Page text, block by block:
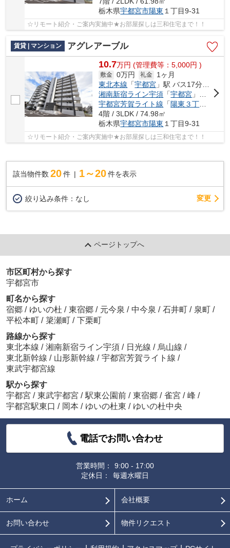
栃木県宇都宮市陽東 １丁目9-31
☆リモート紹介・ご案内実施中★お部屋探しは三和住宅まで！！
賃貸 | マンション アグレアーブル
10.7万円 (管理費等：5,000円 )
敷金 0万円 礼金
1ヶ月
東北本線 「宇都宮 」駅 バス17分 「越戸（こえご）」 停歩4分
湘南新宿ライン宇須 「宇都宮 」駅 バス17分 「越戸（こえご）」 停歩4分
宇都宮芳賀ライト線 「陽東３丁目
4階 / 3LDK / 74.98㎡
栃木県宇都宮市陽東 １丁目9-31
☆リモート紹介・ご案内実施中★お部屋探しは三和住宅まで！！
該当物件数 20件 1～20 件を表示
絞り込み条件： なし 変更
ページトップへ
市区町村から探す
宇都宮市
町名から探す
宿郷 / ゆいの杜 / 東宿郷 / 元今泉 / 中今泉 / 石井町 / 泉町 /
平松本町 / 簗瀬町 / 下栗町
路線から探す
東北本線 / 湘南新宿ライン宇須 / 日光線 / 烏山線 /
東北新幹線 / 山形新幹線 / 宇都宮芳賀ライト線 /
東武宇都宮線
駅から探す
宇都宮 / 東武宇都宮 / 駅東公園前 / 東宿郷 / 雀宮 / 峰 /
宇都宮駅東口 / 岡本 / ゆいの杜東 / ゆいの杜中央
電話でお問い合わせ
営業時間：
9:00 - 17:00
定休日：
毎週水曜日
ホーム 会社概要
お問い合わせ 物件リクエスト